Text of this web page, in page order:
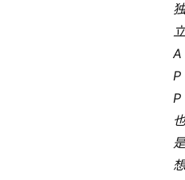
独
立
A
P
P
也
是
想